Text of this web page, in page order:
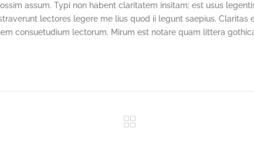
assum. Typi non habent claritatem insitam; est usus
lectores legere me lius quod ii legunt saepius. Claritas
consuetudium lectorum. Mirum est notare quam littera